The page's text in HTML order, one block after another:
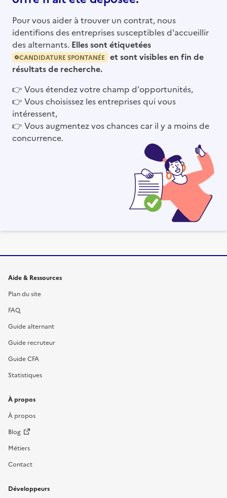
Pour vous aider à trouver un contrat, nous
identifions des entreprises susceptibles d'accueillir
des alternants. Elles sont étiquetées
CANDIDATURE SPONTANÉE
et sont visibles en fin de
résultats de recherche.
👉 Vous étendez votre champ d'opportunités,
👉 Vous choisissez les entreprises qui vous
intéressent,
👉 Vous augmentez vos chances car il y a moins de
concurrence.
Informations et liens du site
Aide & Ressources
Plan du site
FAQ
Guide alternant
Guide recruteur
Guide CFA
Statistiques
À propos
À propos
Blog
Métiers
Contact
Développeurs